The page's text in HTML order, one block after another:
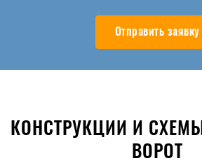
Отправить заявку
КОНСТРУКЦИИ И
ВОРОТ